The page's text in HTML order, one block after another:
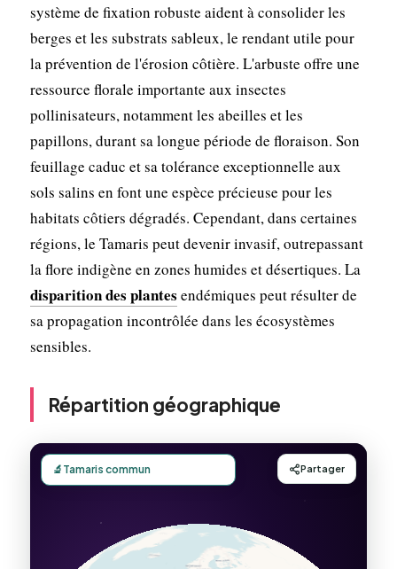
système de fixation robuste aident à consolider les
berges et les substrats sableux, le rendant utile pour
la prévention de l'érosion côtière. L'arbuste offre une
ressource florale importante aux insectes
pollinisateurs, notamment les abeilles et les
papillons, durant sa longue période de floraison. Son
feuillage caduc et sa tolérance exceptionnelle aux
sols salins en font une espèce précieuse pour les
habitats côtiers dégradés. Cependant, dans certaines
régions, le Tamaris peut devenir invasif, outrepassant
la flore indigène en zones humides et désertiques. La
disparition des plantes endémiques peut résulter de
sa propagation incontrôlée dans les écosystèmes
sensibles.
Répartition géographique